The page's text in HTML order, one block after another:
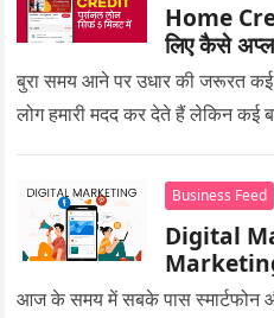
Home
लिए कैसे
बुरा समय आने पर उधार की जरूरत
लोग हमारी मदद कर देते हैं लेकिन कई
Business Feed
Digital
आज के समय में सबके पास स्मार्टफोन